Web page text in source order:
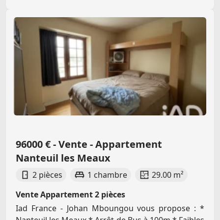
96000 € - Vente - Appartement
Nanteuil les Meaux
2 pièces 1 chambre
29.00 m²
Vente Appartement 2 pièces
Iad France - Johan Mboungou vous propose : *